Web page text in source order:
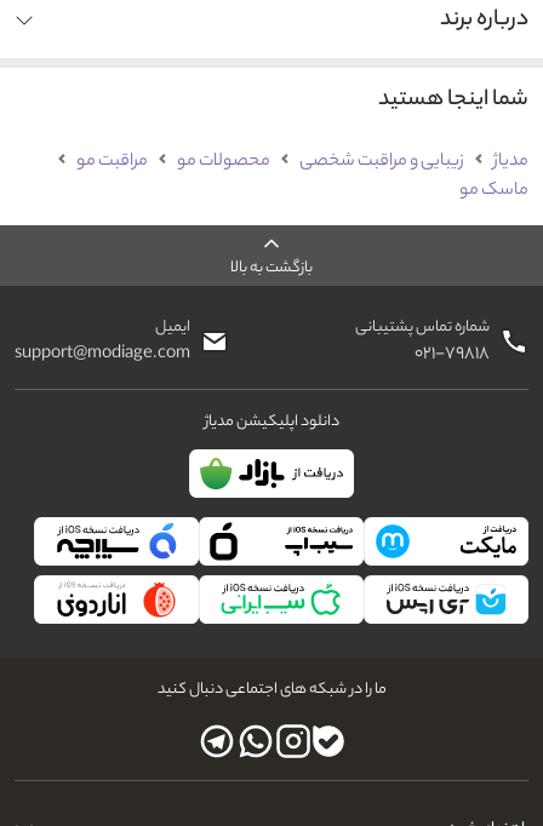
درباره برند
شما اینجا هستید
مدیاژ زیبایی و مراقبت شخصی محصولات مو
مراقبت مو
ماسک مو
بازگشت به بالا
شماره تماس پشتیبانی
۰۲۱-۷۹۸۱۸
ایمیل
support@modiage.com
دانلود اپلیکیشن مدیاژ
ما را در شبکه های اجتماعی دنبال کنید